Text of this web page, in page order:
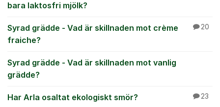
bara laktosfri mjölk?
Syrad grädde - Vad är skillnaden mot crème
fraiche?
20
Syrad grädde - Vad är skillnaden mot vanlig
grädde?
Har Arla osaltat ekologiskt smör? 23